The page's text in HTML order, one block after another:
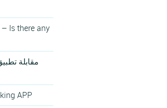
Is there any
مقابلة
APP